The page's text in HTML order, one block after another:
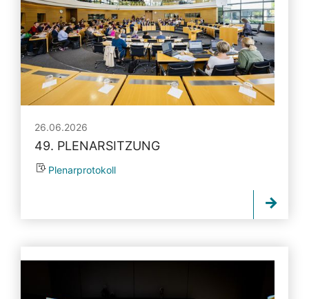
26.06.2026
49. PLENARSITZUNG
Plenarprotokoll